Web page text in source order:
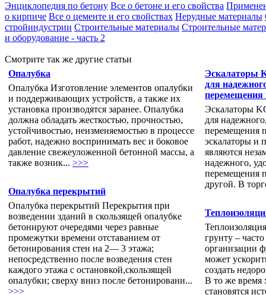
Энциклопедия по бетону Все о бетоне и его свойства
о кирпиче Все о цементе и его свойствах Нерудные материалы
стройиндустрии Строительные материалы Строительные
и оборудование - часть 2
Смотрите так же другие статьи
Опалубка
Опалубка Изготовление элементов опалубки
и поддерживающих устройств, а также их
установка производятся заранее. Опалубка
должна обладать жесткостью, прочностью,
устойчивостью, неизменяемостью в процессе
работ, надежно воспринимать вес и боковое
давление свежеуложенной бетонной массы, а
также возник... >>>
Опалубка перекрытий
Опалубка перекрытий Перекрытия при
возведении зданий в скользящей опалубке
бетонируют очередями через равные
промежутки времени отставанием от
бетонирования стен на 2— 3 этажа;
непосредственно после возведения стен
каждого этажа с остановкой,скользящей
опалубки; сверху вниз после бетонировани...
>>>
Эскалаторы
для
перемещения
Эскалаторы
для
перемещения
эскалаторы и
являются
надежного,
перемещения
другой. В
грунту –
организации
может
создать
В то же время
становятся